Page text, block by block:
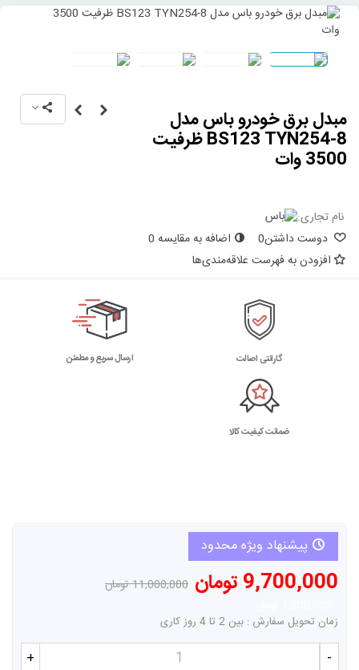
مبدل برق خودرو باس مدل
BS123 TYN254-8 ظرفیت
3500 وات
نام تجاری:
دوست داشتن0 اضافه به مقایسه 0
افزودن به فهرست علاقه‌مندی‌ها
گارانتی اصالت ارسال سریع و مطمئن
ضمانت کیفیت کالا
پیشنهاد ویژه محدود
9,700,000 تومان
11,000,000 تومان
زمان تحویل سفارش : بین 2 تا 4 روز کاری
-
+